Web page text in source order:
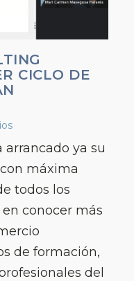
CICLO DE
arrancado ya su
máxima
todos los
conocer más
de formación,
del